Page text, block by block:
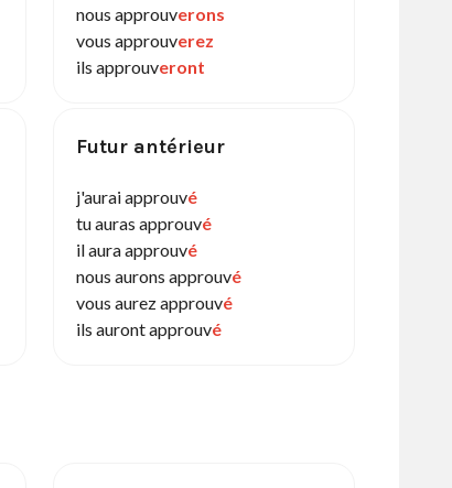
nous approuverons
vous approuverez
ils approuveront
Futur antérieur
j'aurai approuvé
tu auras approuvé
il aura approuvé
nous aurons approuvé
vous aurez approuvé
ils auront approuvé